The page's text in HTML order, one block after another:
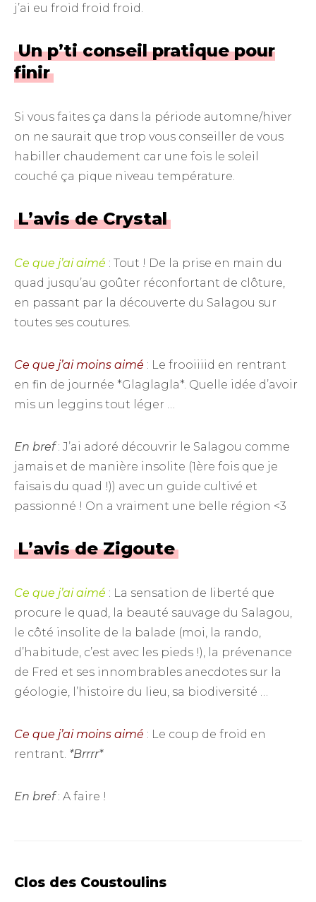
j’ai eu froid froid froid.
Un p’ti conseil pratique pour
finir
Si vous faites ça dans la période automne/hiver
on ne saurait que trop vous conseiller de vous
habiller chaudement car une fois le soleil
couché ça pique niveau température.
L’avis de Crystal
Ce que j’ai aimé : Tout ! De la prise en main du
quad jusqu’au goûter réconfortant de clôture,
en passant par la découverte du Salagou sur
toutes ses coutures.
Ce que j’ai moins aimé : Le frooiiiid en rentrant
en fin de journée *Glaglagla*. Quelle idée d’avoir
mis un leggins tout léger …
En bref: J’ai adoré découvrir le Salagou comme
jamais et de manière insolite (1ère fois que je
faisais du quad !)) avec un guide cultivé et
passionné ! On a vraiment une belle région <3
L’avis de Zigoute
Ce que j’ai aimé : La sensation de liberté que
procure le quad, la beauté sauvage du Salagou,
le côté insolite de la balade (moi, la rando,
d’habitude, c’est avec les pieds !), la prévenance
de Fred et ses innombrables anecdotes sur la
géologie, l’histoire du lieu, sa biodiversité …
Ce que j’ai moins aimé : Le coup de froid en
rentrant. *Brrrr*
En bref: A faire !
Clos des Coustoulins